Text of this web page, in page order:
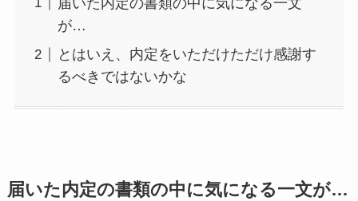
が…
とはいえ、内定をいただけただけ感謝す
るべきではないかな
届いた内定の書類の中に気になる一文が…